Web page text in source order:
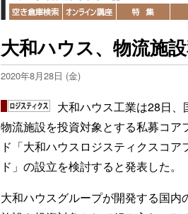
大和ハウス、物流施
2020年8月28日 (金)
大和ハウス工業は28日、
物流施設を投資対象とする私募コア
ド「大和ハウスロジスティクスコア
ド」の設立を検討すると発表した。
大和ハウスグループが開発する国内